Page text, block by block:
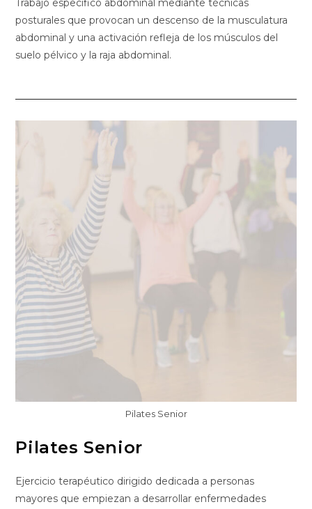
Trabajo especifico abdominal mediante técnicas
posturales que provocan un descenso de la musculatura
abdominal y una activación refleja de los músculos del
suelo pélvico y la raja abdominal.
Pilates Senior
Pilates Senior
Ejercicio terapéutico dirigido dedicada a personas
mayores que empiezan a desarrollar enfermedades